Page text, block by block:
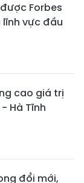
Forbes
vực đầu
cao giá trị
Hà Tĩnh
đổi mới,